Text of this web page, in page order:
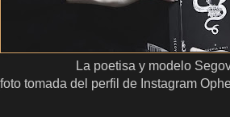
La poetisa y modelo
tomada del perfil de Instagram